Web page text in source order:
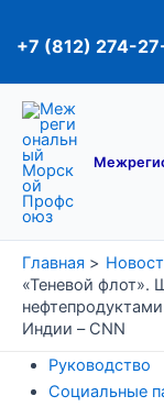
+7 (812) 274-
Главная
«Теневой флот».
Индии – CNN
Руководство
Социальные